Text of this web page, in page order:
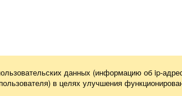
данных (информацию об ip-
в целях улучшения